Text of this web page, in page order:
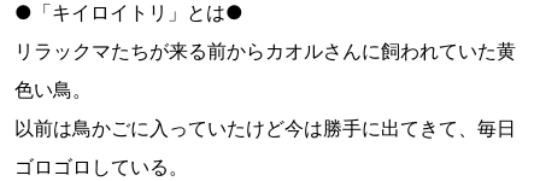
●「キイロイトリ」とは●
リラックマたちが来る前からカオルさんに飼われていた黄
色い鳥。
以前は鳥かごに入っていたけど今は勝手に出てきて、毎日
ゴロゴロしている。